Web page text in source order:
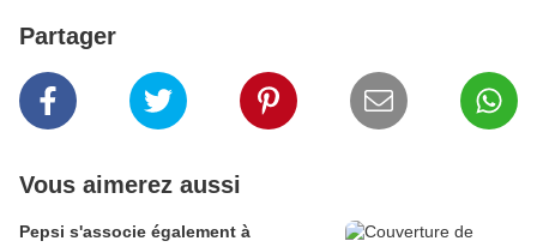
Partager
Vous aimerez aussi
Pepsi s'associe également à